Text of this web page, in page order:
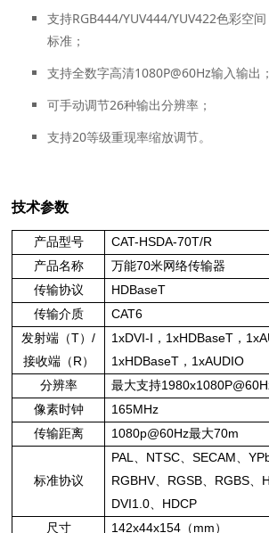
支持RGB444/YUV444/YUV422色彩空
标准；
支持全数字高清1080P@60Hz输入输出；
可手动调节26种输出分辨率；
支持20等级重现率缩放调节。
技术参数
产品型号
CAT-HSDA-70T/R
产品名称
万能70米网络传输器
传输协议
HDBaseT
传输介质
CAT6
发射端（T）/
接收端（R）
1xDVI-I，1xHDBaseT，
1xHDBaseT，1xAUDIO
分辨率
最大支持
像素时钟
165MHz
传输距离
1080p@60Hz最大70m
标准协议
PAL、NTSC、SECAM、
RGBHV、RGSB、RGBS、
DVI1.0、HDCP
尺寸
142x44x154（mm）